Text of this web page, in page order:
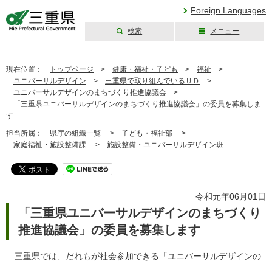
Foreign Languages
検索 メニュー
現在位置： トップページ > 健康・福祉・子ども > 福祉 >
ユニバーサルデザイン > 三重県で取り組んでいるＵＤ
>
ユニバーサルデザインのまちづくり推進協議会 >
「三重県ユニバーサルデザインのまちづくり推進協議会」の委員を募集しま
す
担当所属： 県庁の組織一覧 > 子ども・福祉部 >
家庭福祉・施設整備課 > 施設整備・ユニバーサルデザイン班
令和元年06月01日
「三重県ユニバーサルデザインのまちづくり
推進協議会」の委員を募集します
三重県では、だれもが社会参加できる「ユニバーサルデザインの